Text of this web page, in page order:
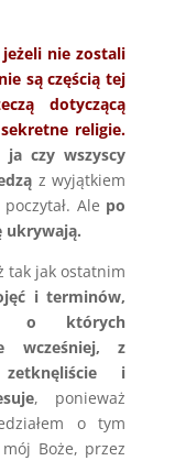
nie zostali
są częścią tej
dotyczącą
religie.
czy wszyscy
z wyjątkiem
Ale po
ukrywają.
tak jak ostatnim
i terminów,
o których
wcześniej, z
i
, ponieważ
o tym
Boże, przez